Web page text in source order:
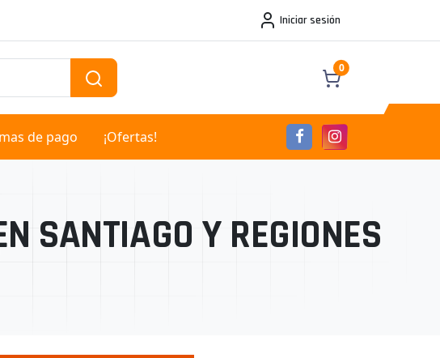
Iniciar sesión
0
de pago ¡Ofertas!
SANTIAGO Y REGIONES